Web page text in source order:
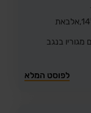
14, אלבאת
בנגב
לפוסט המלא